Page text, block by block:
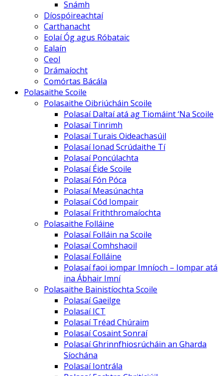
Snámh
Díospóireachtaí
Carthanacht
Eolaí Óg agus Róbataic
Ealaín
Ceol
Drámaíocht
Comórtas Bácála
Polasaithe Scoile
Polasaithe Oibriúcháin Scoile
Polasaí Daltaí atá ag Tiomáint ‘Na Scoile
Polasaí Tinrimh
Polasaí Turais Oideachasúil
Polasaí Ionad Scrúdaithe Tí
Polasaí Poncúlachta
Polasaí Éide Scoile
Polasaí Fón Póca
Polasaí Measúnachta
Polasaí Cód Iompair
Polasaí Friththromaíochta
Polasaithe Folláine
Polasaí Folláin na Scoile
Polasaí Comhshaoil
Polasaí Folláine
Polasaí faoi iompar Imníoch – Iompar atá
ina Ábhair Imní
Polasaithe Bainistíochta Scoile
Polasaí Gaeilge
Polasaí ICT
Polasaí Tréad Chúraim
Polasaí Cosaint Sonraí
Polasaí Ghrinnfhiosrúcháin an Gharda
Síochána
Polasaí Iontrála